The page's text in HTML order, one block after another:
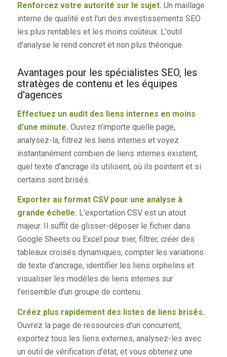
Renforcez votre autorité sur le sujet.Un maillage
interne de qualité est l'un des investissements SEO
les plus rentables et les moins coûteux. L'outil
d'analyse le rend concret et non plus théorique.
Avantages pour les spécialistes SEO, les
stratèges de contenu et les équipes
d'agences
Effectuez un audit des liens internes en moins
d'une minute. Ouvrez n'importe quelle page,
analysez-la, filtrez les liens internes et voyez
instantanément combien de liens internes existent,
quel texte d'ancrage ils utilisent, où ils pointent et si
certains sont brisés.
Exporter au format CSV pour une analyse à
grande échelle.L'exportation CSV est un atout
majeur. Il suffit de glisser-déposer le fichier dans
Google Sheets ou Excel pour trier, filtrer, créer des
tableaux croisés dynamiques, compter les variations
de texte d'ancrage, identifier les liens orphelins et
visualiser les modèles de liens internes sur
l'ensemble d'un groupe de contenu.
Créez plus rapidement des listes de liens brisés.
Ouvrez la page de ressources d'un concurrent,
exportez tous les liens externes, analysez-les avec
un outil de vérification d'état, et vous obtenez une